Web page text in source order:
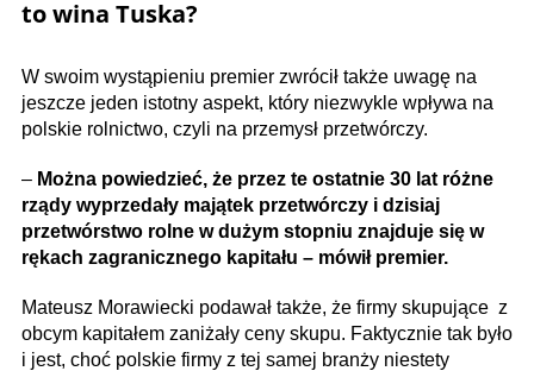
to wina Tuska?
W swoim wystąpieniu premier zwrócił także uwagę na
jeszcze jeden istotny aspekt, który niezwykle wpływa na
polskie rolnictwo, czyli na przemysł przetwórczy.
– Można powiedzieć, że przez te ostatnie 30 lat różne
rządy wyprzedały majątek przetwórczy i dzisiaj
przetwórstwo rolne w dużym stopniu znajduje się w
rękach zagranicznego kapitału – mówił premier.
Mateusz Morawiecki podawał także, że firmy skupujące z
obcym kapitałem zaniżały ceny skupu. Faktycznie tak było
i jest, choć polskie firmy z tej samej branży niestety